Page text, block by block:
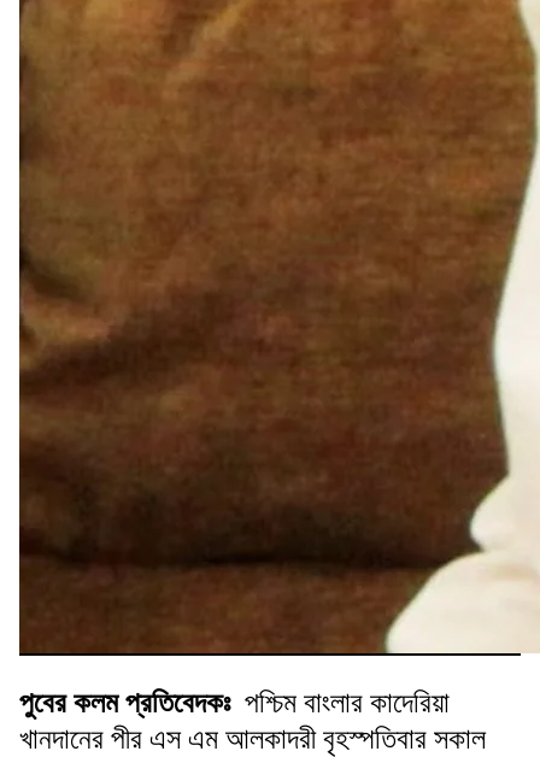
পুবের কলম প্রতিবেদকঃ পশ্চিম বাংলার কাদেরিয়া
খানদানের পীর এস এম আলকাদরী বৃহস্পতিবার সকাল